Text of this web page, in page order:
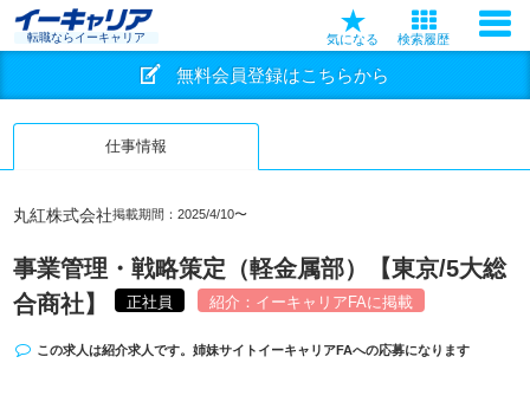
転職ならイーキャリア 気になる 検索履歴
無料会員登録はこちらから
仕事情報
丸紅株式会社掲載期間：2025/4/10〜
事業管理・戦略策定（軽金属部）【東京/5大総
合商社】
正社員 紹介：イーキャリアFAに掲載
この求人は紹介求人です。姉妹サイト イーキャリアFAへの応募になります